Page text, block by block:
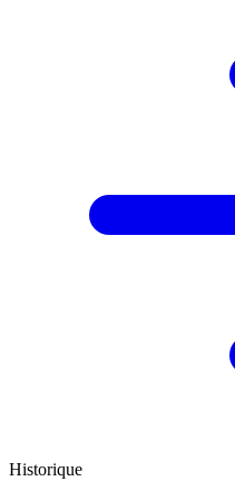
Historique